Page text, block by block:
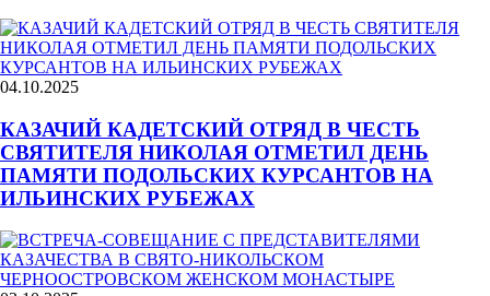
04.10.2025
КАЗАЧИЙ КАДЕТСКИЙ ОТРЯД В ЧЕСТЬ
СВЯТИТЕЛЯ НИКОЛАЯ ОТМЕТИЛ ДЕНЬ
ПАМЯТИ ПОДОЛЬСКИХ КУРСАНТОВ НА
ИЛЬИНСКИХ РУБЕЖАХ